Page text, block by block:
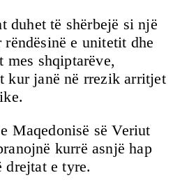
duhet të shërbejë si një
rëndësinë e unitetit dhe
mes shqiptarëve,
kur janë në rrezik arritjet
Maqedonisë së Veriut
kurrë asnjë hap
drejtat e tyre.